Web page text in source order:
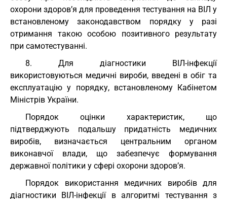
охорони здоров’я для проведення тестування на ВІЛ у
встановленому законодавством порядку у разі
отримання такою особою позитивного результату
при самотестуванні.
8. Для діагностики ВІЛ-інфекції
використовуються медичні вироби, введені в обіг та
експлуатацію у порядку, встановленому Кабінетом
Міністрів України.
Порядок оцінки характеристик, що
підтверджують подальшу придатність медичних
виробів, визначається центральним органом
виконавчої влади, що забезпечує формування
державної політики у сфері охорони здоров’я.
Порядок використання медичних виробів для
діагностики ВІЛ-інфекції в алгоритмі тестування з